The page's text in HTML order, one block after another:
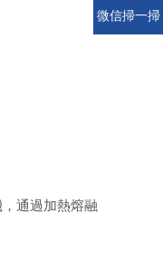
通過加熱熔融
微信掃一掃